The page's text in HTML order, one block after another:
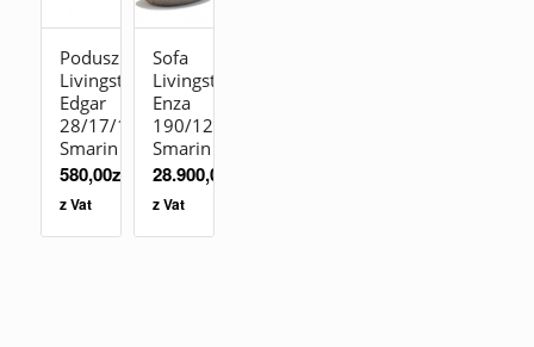
Poduszka
Livingstones
Edgar
28/17/15
Smarin
580,00zł
z Vat
Sofa
Livingstones
Enza
190/127/70
Smarin
28.900,00
z Vat